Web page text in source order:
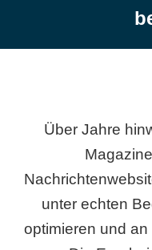
Über Jahre
unter echten
optimieren und